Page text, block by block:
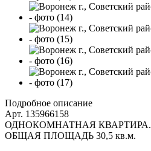
Подробное описание
Арт. 135966158
ОДНОКОМНАТНАЯ КВАРТИРА.
ОБЩАЯ ПЛОЩАДЬ 30,5 кв.м.